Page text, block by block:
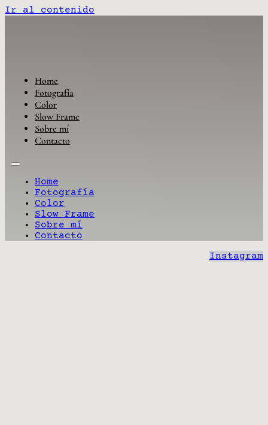
Ir al contenido
Home
Fotografía
Color
Slow Frame
Sobre mí
Contacto
Home
Fotografía
Color
Slow Frame
Sobre mí
Contacto
Instagram